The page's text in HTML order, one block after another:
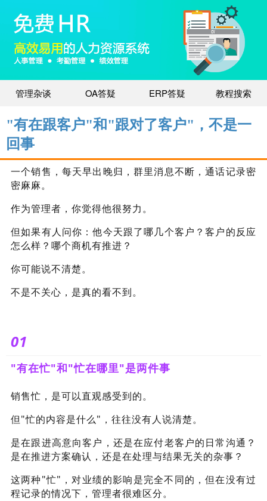
管理杂谈 OA答疑 ERP答疑 教程搜索
"有在跟客户"和"跟对了客户"，不是一
回事
一个销售，每天早出晚归，群里消息不断，通话记录密
密麻麻。
作为管理者，你觉得他很努力。
但如果有人问你：他今天跟了哪几个客户？客户的反应
怎么样？哪个商机有推进？
你可能说不清楚。
不是不关心，是真的看不到。
01
"有在忙"和"忙在哪里"是两件事
销售忙，是可以直观感受到的。
但"忙的内容是什么"，往往没有人说清楚。
是在跟进高意向客户，还是在应付老客户的日常沟通？
是在推进方案确认，还是在处理与结果无关的杂事？
这两种"忙"，对业绩的影响是完全不同的，但在没有过
程记录的情况下，管理者很难区分。